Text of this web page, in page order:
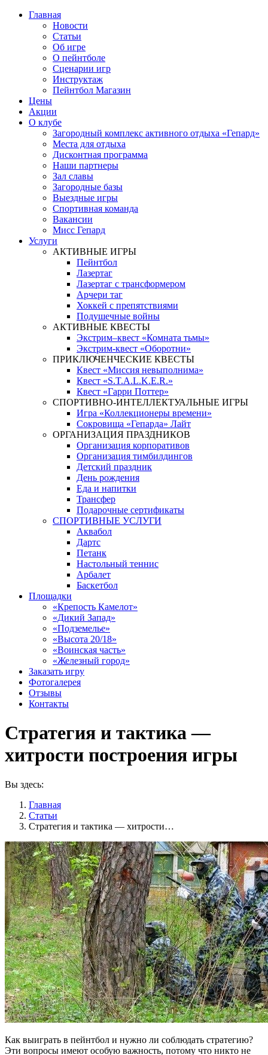
Главная
Новости
Статьи
Об игре
О пейнтболе
Сценарии игр
Инструктаж
Пейнтбол Магазин
Цены
Акции
О клубе
Загородный комплекс активного отдыха «Гепард»
Места для отдыха
Дисконтная программа
Наши партнеры
Зал славы
Загородные базы
Выездные игры
Спортивная команда
Вакансии
Мисс Гепард
Услуги
АКТИВНЫЕ ИГРЫ
Пейнтбол
Лазертаг
Лазертаг с трансформером
Арчери таг
Хоккей с препятствиями
Подушечные войны
АКТИВНЫЕ КВЕСТЫ
Экстрим–квест «Комната тьмы»
Экстрим-квест «Оборотни»
ПРИКЛЮЧЕНЧЕСКИЕ КВЕСТЫ
Квест «Миссия невыполнима»
Квест «S.T.A.L.K.E.R.»
Квест «Гарри Поттер»
СПОРТИВНО-ИНТЕЛЛЕКТУАЛЬНЫЕ ИГРЫ
Игра «Коллекционеры времени»
Сокровища «Гепарда» Лайт
ОРГАНИЗАЦИЯ ПРАЗДНИКОВ
Организация корпоративов
Организация тимбилдингов
Детский праздник
День рождения
Еда и напитки
Трансфер
Подарочные сертификаты
СПОРТИВНЫЕ УСЛУГИ
Аквабол
Дартс
Петанк
Настольный теннис
Арбалет
Баскетбол
Площадки
«Крепость Камелот»
«Дикий Запад»
«Подземелье»
«Высота 20/18»
«Воинская часть»
«Железный город»
Заказать игру
Фотогалерея
Отзывы
Контакты
Стратегия и тактика —
хитрости построения игры
Вы здесь:
Главная
Статьи
Стратегия и тактика — хитрости…
Как выиграть в пейнтбол и нужно ли соблюдать стратегию?
Эти вопросы имеют особую важность, потому что никто не